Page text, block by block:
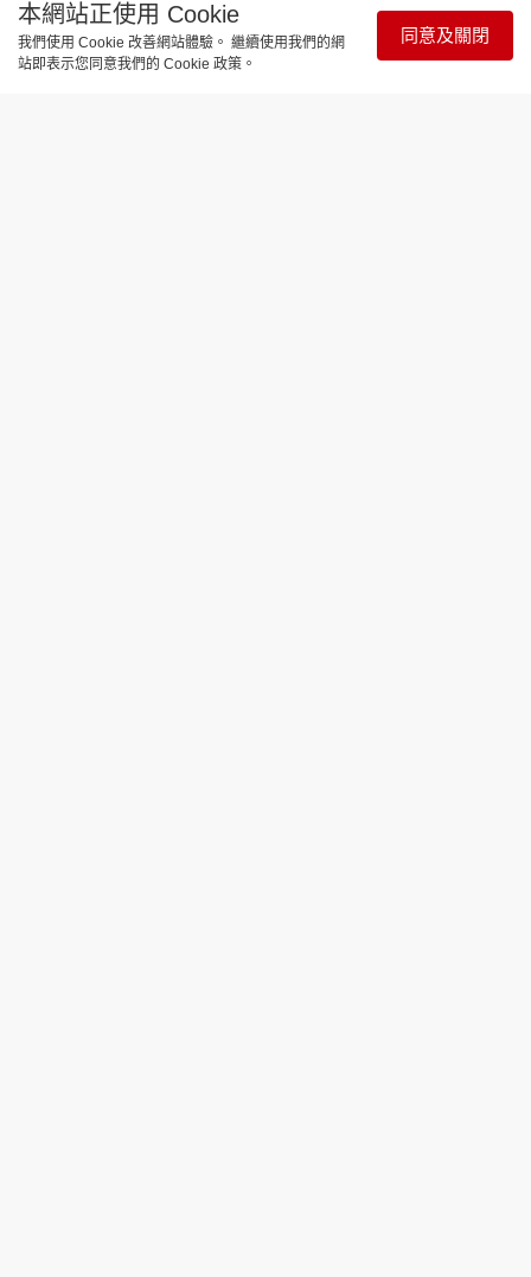
本網站正使用 Cookie
我們使用 Cookie 改善網站體驗。 繼續使用我們的網
站即表示您同意我們的 Cookie 政策。
同意及關閉